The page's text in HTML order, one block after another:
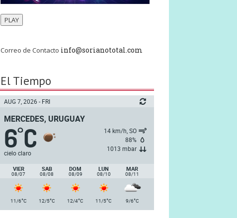
PLAY
Correo de Contacto info@sorianototal.com
El Tiempo
AUG 7, 2026 - FRI
MERCEDES, URUGUAY
6°C
cielo claro
14 km/h, SO
88%
1013 mbar
VIER
08/07
SAB
08/08
DOM
08/09
LUN
08/10
MAR
08/11
11/6°C 12/5°C 12/4°C 11/5°C 9/6°C